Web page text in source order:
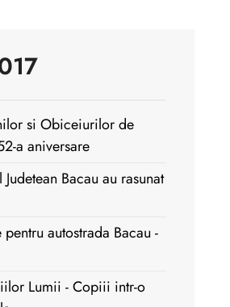
si Obiceiurilor de
a aniversare
Bacau au rasunat
autostrada Bacau -
Lumii - Copiii intr-o